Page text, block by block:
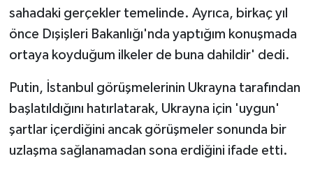
sahadaki gerçekler temelinde. Ayrıca, birkaç yıl
önce Dışişleri Bakanlığı'nda yaptığım konuşmada
ortaya koyduğum ilkeler de buna dahildir' dedi.
Putin, İstanbul görüşmelerinin Ukrayna tarafından
başlatıldığını hatırlatarak, Ukrayna için 'uygun'
şartlar içerdiğini ancak görüşmeler sonunda bir
uzlaşma sağlanamadan sona erdiğini ifade etti.